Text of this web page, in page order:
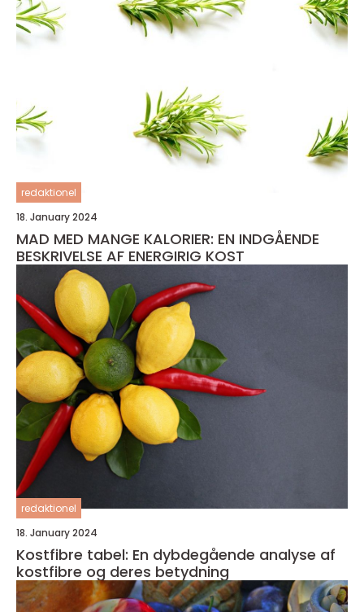
redaktionel
18. January 2024
MAD MED MANGE KALORIER: EN INDGÅENDE
BESKRIVELSE AF ENERGIRIG KOST
redaktionel
18. January 2024
Kostfibre tabel: En dybdegående analyse af
kostfibre og deres betydning